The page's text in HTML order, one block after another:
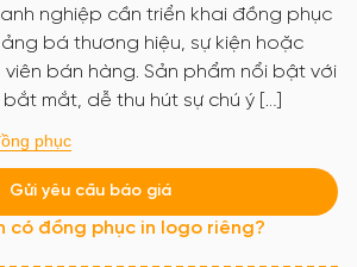
nghiệp cần triển khai đồng phục
bá thương hiệu, sự kiện hoặc
bán hàng. Sản phẩm nổi bật với
mắt, dễ thu hút sự chú ý […]
phục
Gửi yêu cầu báo giá
có đồng phục in logo riêng?